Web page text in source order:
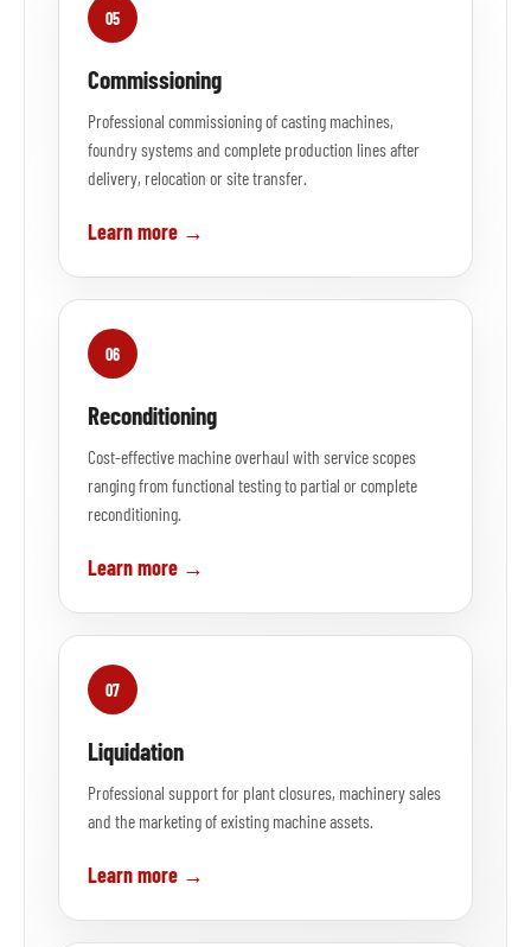
05
Commissioning
Professional commissioning of casting machines,
foundry systems and complete production lines after
delivery, relocation or site transfer.
Learn more →
06
Reconditioning
Cost-effective machine overhaul with service scopes
ranging from functional testing to partial or complete
reconditioning.
Learn more →
07
Liquidation
Professional support for plant closures, machinery sales
and the marketing of existing machine assets.
Learn more →